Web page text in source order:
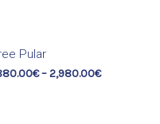
Pular
€–2,980.00€